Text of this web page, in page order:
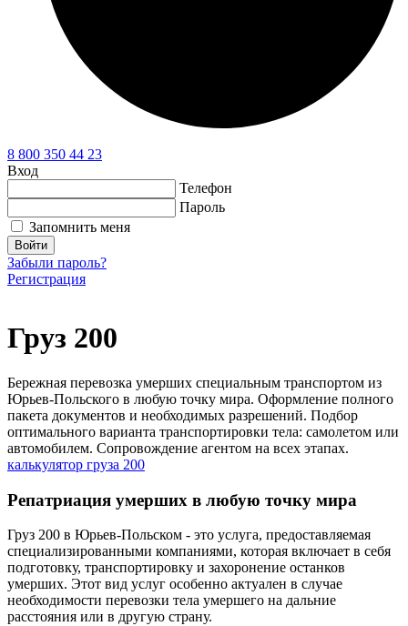
8 800 350 44 23
Вход
Телефон
Пароль
Запомнить меня
Войти
Забыли пароль?
Регистрация
Груз 200
Бережная перевозка умерших специальным транспортом из
Юрьев-Польского в любую точку мира. Оформление полного
пакета документов и необходимых разрешений. Подбор
оптимального варианта транспортировки тела: самолетом или
автомобилем. Сопровождение агентом на всех этапах.
калькулятор груза 200
Репатриация умерших в любую точку мира
Груз 200 в Юрьев-Польском - это услуга, предоставляемая
специализированными компаниями, которая включает в себя
подготовку, транспортировку и захоронение останков
умерших. Этот вид услуг особенно актуален в случае
необходимости перевозки тела умершего на дальние
расстояния или в другую страну.